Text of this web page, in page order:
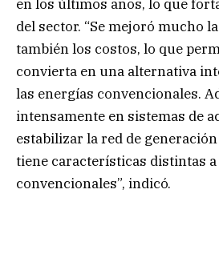
en los últimos años, lo que
del sector. “Se mejoró mucho
también los costos, lo que
convierta en una alternativa
las energías convencionales.
intensamente en sistemas de
estabilizar la red de
tiene características distintas a
convencionales”, indicó.